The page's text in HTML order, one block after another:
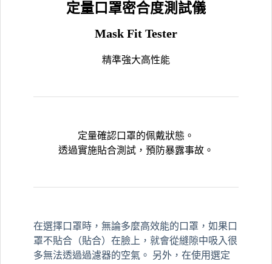
定量口罩密合度測試儀
Mask Fit Tester
精準強大高性能
定量確認口罩的佩戴狀態。
透過實施貼合測試，預防暴露事故。
在選擇口罩時，無論多麼高效能的口罩，如果口
罩不貼合（貼合）在臉上，就會從縫隙中吸入很
多無法透過過濾器的空氣。 另外，在使用選定